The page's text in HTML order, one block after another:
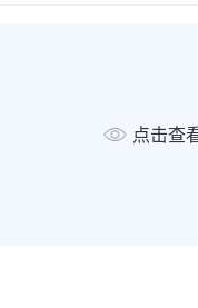
点击查